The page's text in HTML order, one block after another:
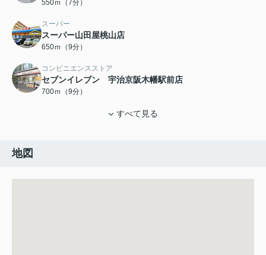
550ｍ（7分）
スーパー
スーパー山田屋桃山店
650ｍ（9分）
コンビニエンスストア
セブンイレブン 宇治京阪木幡駅前店
700ｍ（9分）
すべて見る
地図